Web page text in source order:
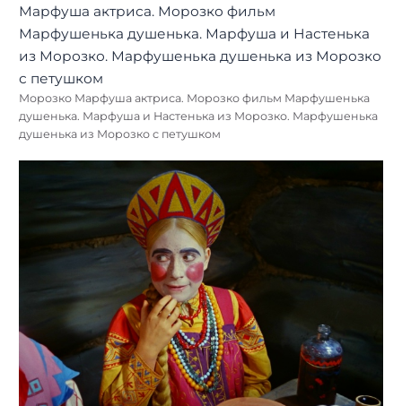
Морозко Марфуша актриса. Морозко фильм Марфушенька
душенька. Марфуша и Настенька из Морозко. Марфушенька
душенька из Морозко с петушком